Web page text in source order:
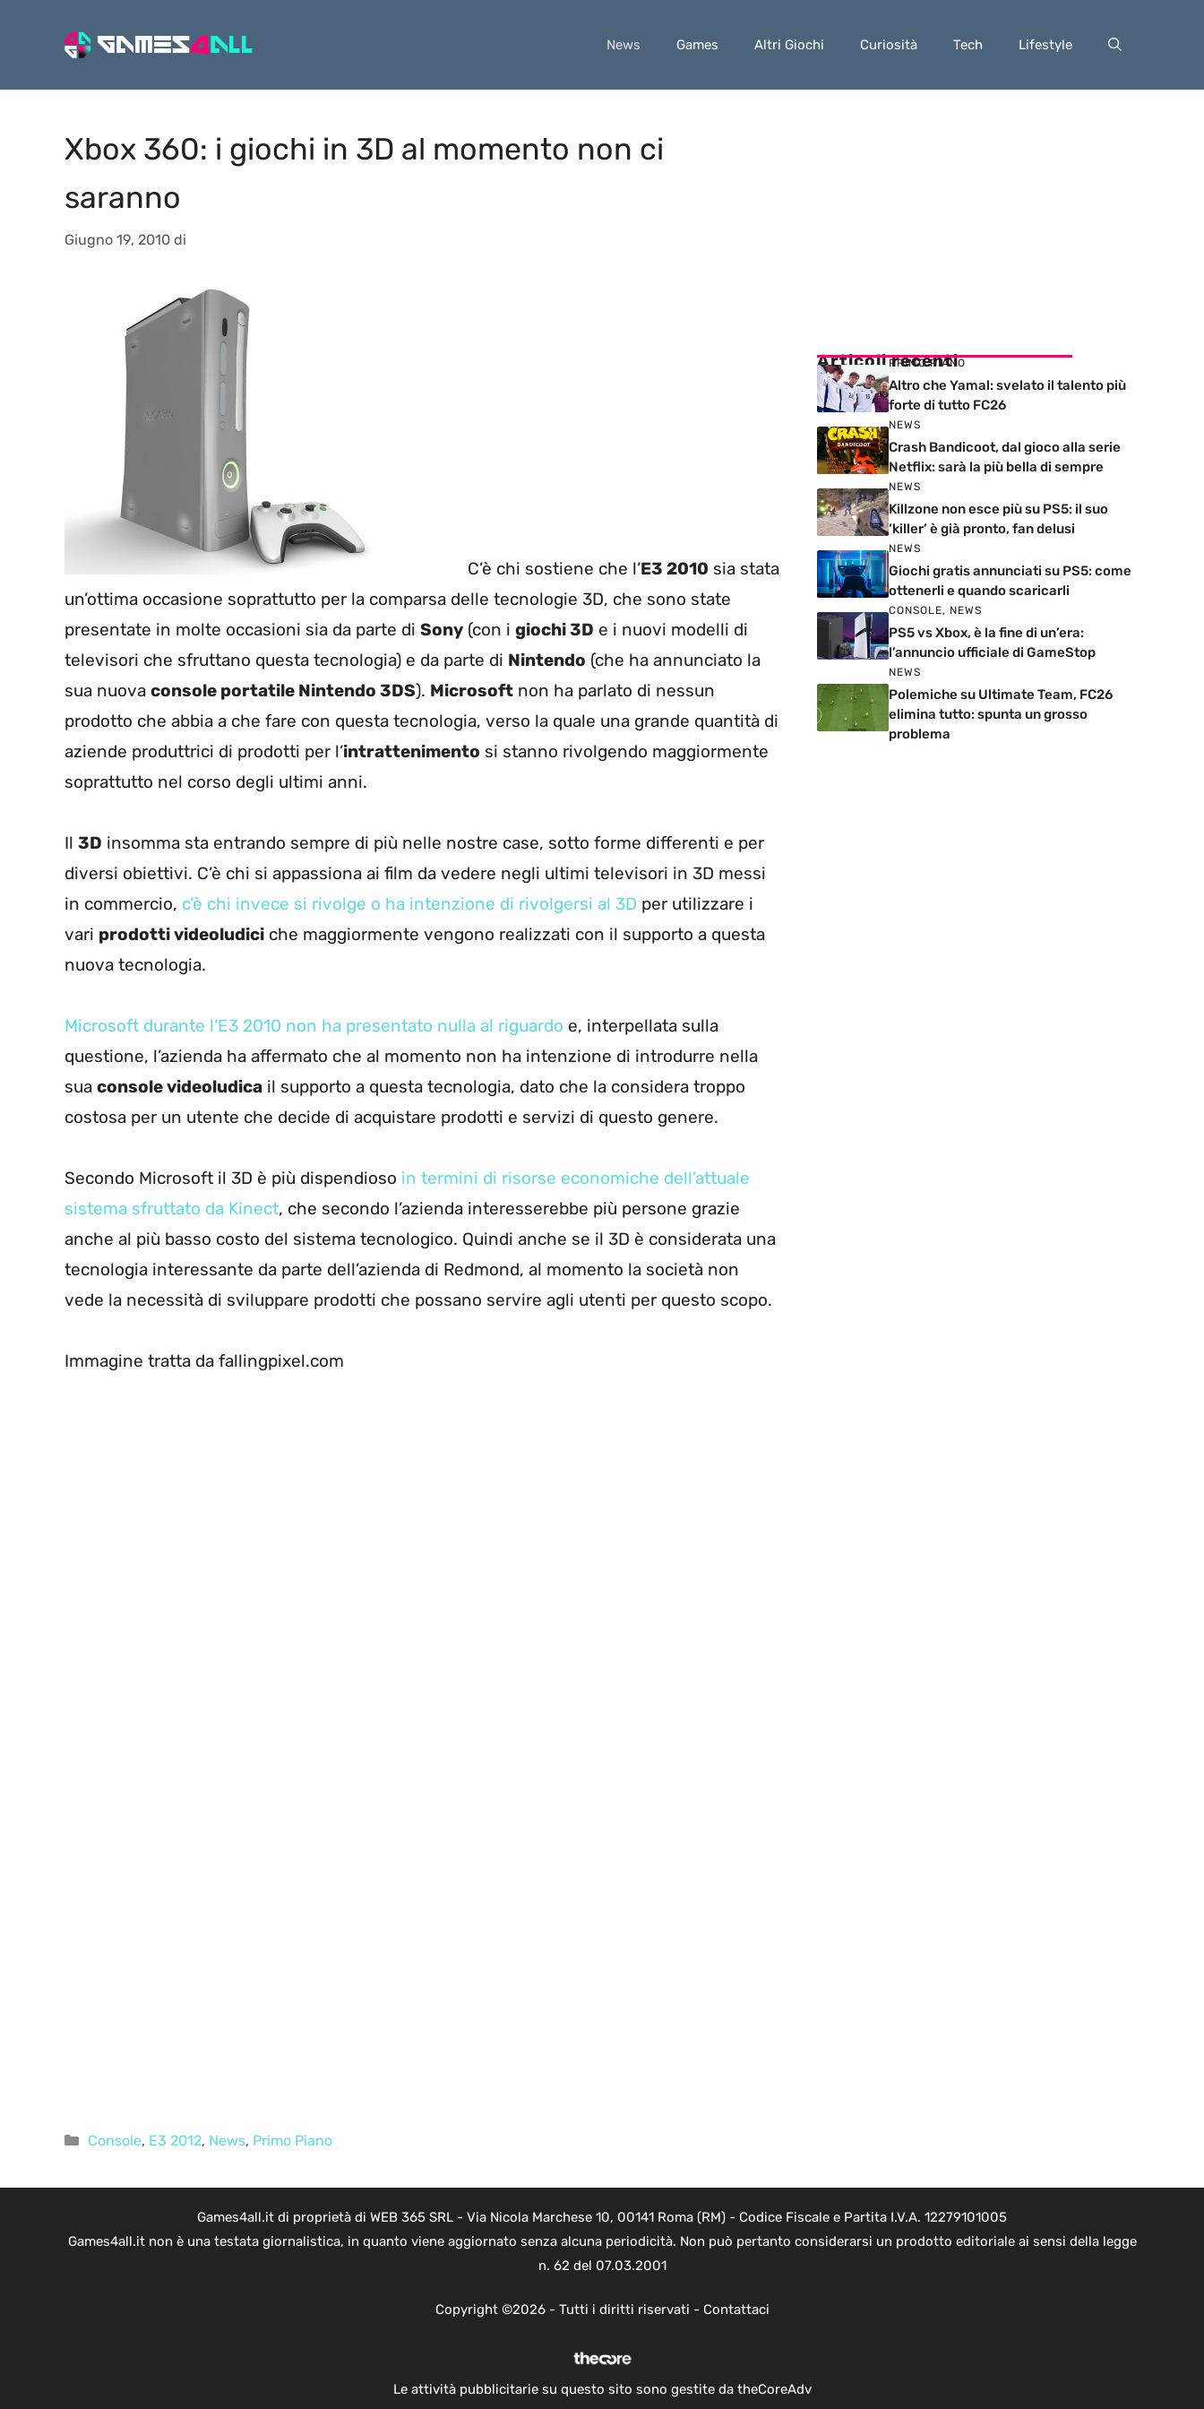
News Games Altri Giochi Curiosità Tech Lifestyle
Xbox 360: i giochi in 3D al momento non ci
saranno
Giugno 19, 2010 di
C’è chi sostiene che l’E3 2010 sia stata
un’ottima occasione soprattutto per la comparsa delle tecnologie 3D, che sono state
presentate in molte occasioni sia da parte di Sony (con i giochi 3D e i nuovi modelli di
televisori che sfruttano questa tecnologia) e da parte di Nintendo (che ha annunciato la
sua nuova console portatile Nintendo 3DS). Microsoft non ha parlato di nessun
prodotto che abbia a che fare con questa tecnologia, verso la quale una grande quantità di
aziende produttrici di prodotti per l’intrattenimento si stanno rivolgendo maggiormente
soprattutto nel corso degli ultimi anni.
Il 3D insomma sta entrando sempre di più nelle nostre case, sotto forme differenti e per
diversi obiettivi. C’è chi si appassiona ai film da vedere negli ultimi televisori in 3D messi
in commercio, c’è chi invece si rivolge o ha intenzione di rivolgersi al 3D per utilizzare i
vari prodotti videoludici che maggiormente vengono realizzati con il supporto a questa
nuova tecnologia.
Microsoft durante l’E3 2010 non ha presentato nulla al riguardo e, interpellata sulla
questione, l’azienda ha affermato che al momento non ha intenzione di introdurre nella
sua console videoludica il supporto a questa tecnologia, dato che la considera troppo
costosa per un utente che decide di acquistare prodotti e servizi di questo genere.
Secondo Microsoft il 3D è più dispendioso in termini di risorse economiche dell’attuale
sistema sfruttato da Kinect, che secondo l’azienda interesserebbe più persone grazie
anche al più basso costo del sistema tecnologico. Quindi anche se il 3D è considerata una
tecnologia interessante da parte dell’azienda di Redmond, al momento la società non
vede la necessità di sviluppare prodotti che possano servire agli utenti per questo scopo.
Immagine tratta da fallingpixel.com
Categorie
Console, E3 2012, News, Primo Piano
Articoli recenti
PRIMO PIANO
Altro che Yamal: svelato il talento più
forte di tutto FC26
NEWS
Crash Bandicoot, dal gioco alla serie
Netflix: sarà la più bella di sempre
NEWS
Killzone non esce più su PS5: il suo
‘killer’ è già pronto, fan delusi
NEWS
Giochi gratis annunciati su PS5: come
ottenerli e quando scaricarli
CONSOLE, NEWS
PS5 vs Xbox, è la fine di un’era:
l’annuncio ufficiale di GameStop
NEWS
Polemiche su Ultimate Team, FC26
elimina tutto: spunta un grosso
problema
Games4all.it di proprietà di WEB 365 SRL - Via Nicola Marchese 10, 00141 Roma (RM) - Codice Fiscale e Partita I.V.A. 12279101005
Games4all.it non è una testata giornalistica, in quanto viene aggiornato senza alcuna periodicità. Non può pertanto considerarsi un prodotto editoriale ai sensi della legge
n. 62 del 07.03.2001
Copyright ©2026 - Tutti i diritti riservati - Contattaci
Le attività pubblicitarie su questo sito sono gestite da theCoreAdv